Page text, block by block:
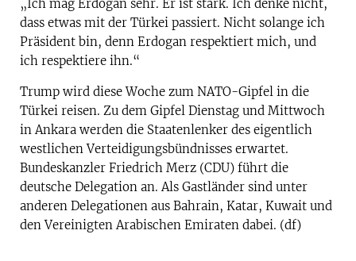
„Ich mag Erdogan sehr. Er ist stark. Ich denke nicht,
dass etwas mit der Türkei passiert. Nicht solange ich
Präsident bin, denn Erdogan respektiert mich, und
ich respektiere ihn.“
Trump wird diese Woche zum NATO-Gipfel in die
Türkei reisen. Zu dem Gipfel Dienstag und Mittwoch
in Ankara werden die Staatenlenker des eigentlich
westlichen Verteidigungsbündnisses erwartet.
Bundeskanzler Friedrich Merz (CDU) führt die
deutsche Delegation an. Als Gastländer sind unter
anderen Delegationen aus Bahrain, Katar, Kuwait und
den Vereinigten Arabischen Emiraten dabei. (df)